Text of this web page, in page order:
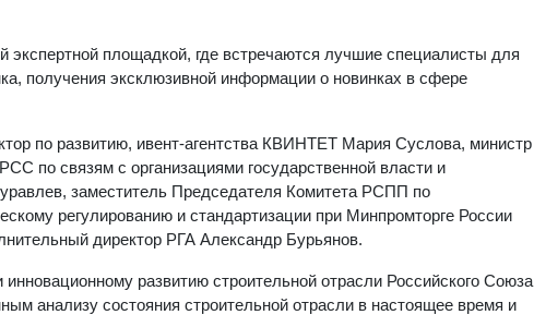
экспертной площадкой, где встречаются лучшие специалисты для
получения эксклюзивной информации о новинках в сфере
по развитию, ивент-агентства КВИНТЕТ Мария Суслова, министр
по связям с организациями государственной власти и
заместитель Председателя Комитета РСПП по
регулированию и стандартизации при Минпромторге России
директор РГА Александр Бурьянов.
развитию строительной отрасли Российского Союза
анализу состояния строительной отрасли в настоящее время и